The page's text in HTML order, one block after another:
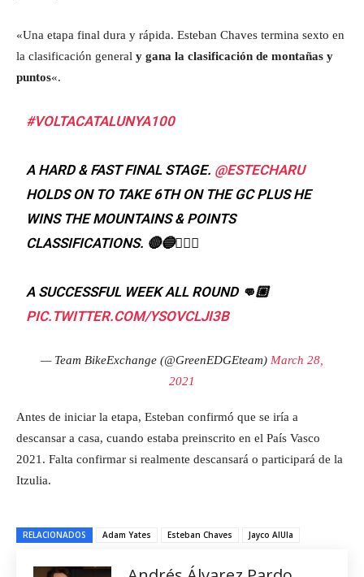
«Una etapa final dura y rápida. Esteban Chaves termina sexto en
la clasificación general y gana la clasificación de montañas y
puntos«.
#VOLTACATALUNYA100
A HARD & FAST FINAL STAGE. @ESTECHARU
HOLDS ON TO TAKE 6TH ON THE GC PLUS HE
WINS THE MOUNTAINS & POINTS
CLASSIFICATIONS. 🔴🔵🚴🏻‍♂️
A SUCCESSFUL WEEK ALL ROUND 👊🏼
PIC.TWITTER.COM/YSOVCLJI3B
— Team BikeExchange (@GreenEDGEteam) March 28,
2021
Antes de iniciar la etapa, Esteban confirmó que se iría a
descansar a casa, cuando estaba preinscrito en el País Vasco
2021. Falta confirmar si realmente descansará o participará de la
Itzulia.
RELACIONADOS Adam Yates Esteban Chaves Jayco AlUla